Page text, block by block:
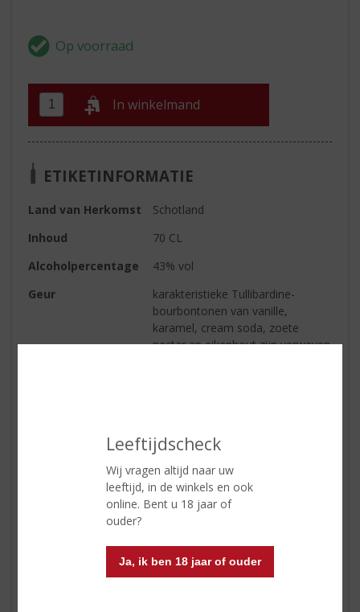
Leeftijdscheck
Wij vragen altijd naar uw
leeftijd, in de winkels en ook
online. Bent u 18 jaar of
ouder?
Ja, ik ben 18 jaar of ouder
In winkelmand
ETIKETINFORMATIE
Land van Herkomst
Schotland
Inhoud
70 CL
Alcoholpercentage
43% vol
Geur
karakteristieke Tullibardine-
bourbontonen van vanille,
karamel, cream soda, zoete
nectar en eikenhout zijn verweven
zijn hier meer kruiden te vinden
zoals nootmuskaat, kaneel en
gekonfijte gember. Het geheel
wordt verzacht door een vleugje
bruine suiker.
de afdronk van de 18 Years Old is